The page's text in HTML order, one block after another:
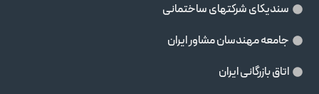
سندیکای شرکتهای ساختمانی
جامعه مهندسان مشاور ايران
اتاق بازرگانی ایران